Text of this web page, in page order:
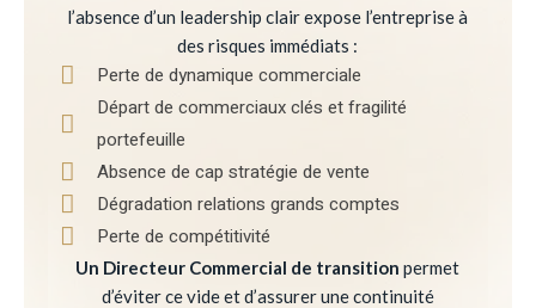
l’absence d’un leadership clair expose l’entreprise à
des risques immédiats :
Perte de dynamique commerciale
Départ de commerciaux clés et fragilité
portefeuille
Absence de cap stratégie de vente
Dégradation relations grands comptes
Perte de compétitivité
Un Directeur Commercial de transition permet
d’éviter ce vide et d’assurer une continuité